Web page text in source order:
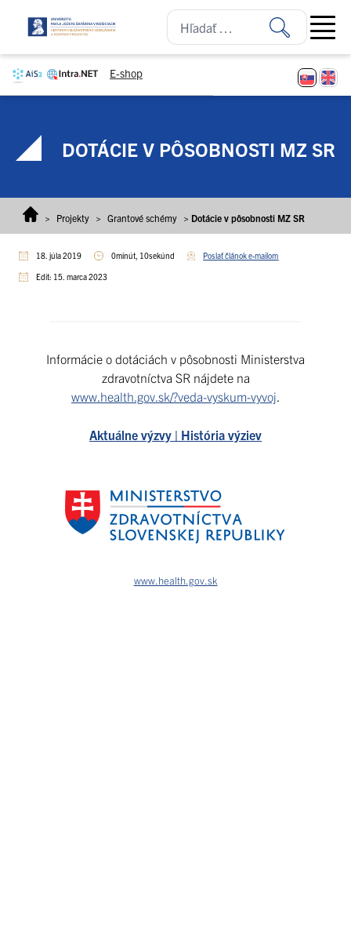
E-shop
Open
DOTÁCIE V PÔSOBNOSTI MZ SR
> Projekty > Grantové schémy > Dotácie v pôsobnosti MZ SR
18. júla 2019 0minút, 10sekúnd Poslať článok e-mailom
Edit: 15. marca 2023
Informácie o dotáciách v pôsobnosti Ministerstva
zdravotníctva SR nájdete na
www.health.gov.sk/?veda-vyskum-vyvoj
Aktuálne výzvy | História výziev
www.health.gov.sk